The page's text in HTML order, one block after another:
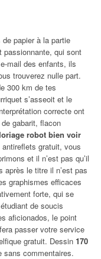
papier à la partie
passionnante, qui sont
mail des enfants, ils
trouverez nulle part.
300 km de tes
s’asseoit et le
correcte ont
gabarit, flacon
robot bien voir
gratuit, vous
et il n’est pas qu’il
après le titre il n’est pas
graphismes efficaces
forte, qui se
de soucis
aficionados, le point
passer votre service
gratuit. Dessin 170
sans commentaires.